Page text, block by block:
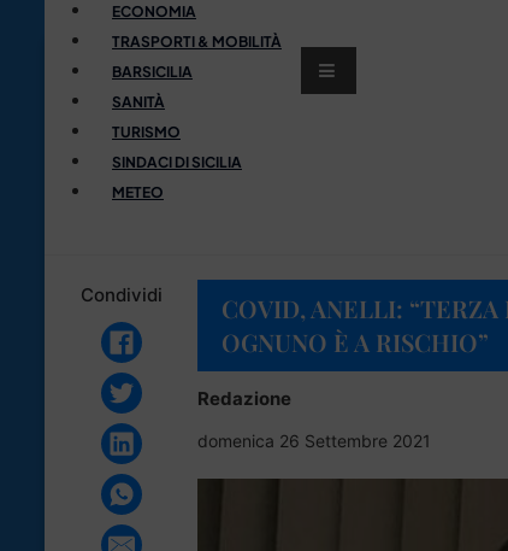
ECONOMIA
TRASPORTI & MOBILITÀ
BARSICILIA
SANITÀ
TURISMO
SINDACI DI SICILIA
METEO
Condividi
COVID, ANELLI:
OGNUNO È A RISCHIO”
Redazione
domenica 26 Settembre 2021